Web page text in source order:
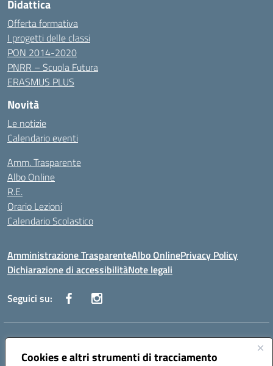
Cookies e altri strumenti di tracciamento
Didattica
Offerta formativa
I progetti delle classi
PON 2014-2020
PNRR – Scuola Futura
ERASMUS PLUS
Novità
Le notizie
Calendario eventi
Amm. Trasparente
Albo Online
R.E.
Orario Lezioni
Calendario Scolastico
Amministrazione TrasparenteAlbo OnlinePrivacy Policy
Dichiarazione di accessibilitàNote legali
Seguici su:
Indirizzo:Via Vecchini n. 2, Ancona 60123 - Via M. Marini n. 33, Ancona
60129